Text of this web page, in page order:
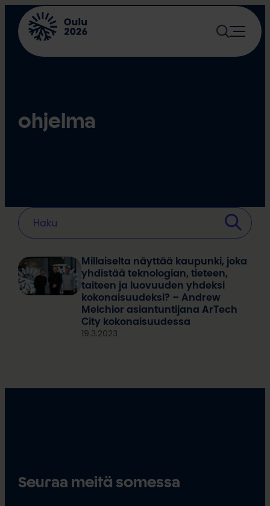
Siirry
sisältöön
ohjelma
Millaiselta näyttää kaupunki, joka
yhdistää teknologian, tieteen,
taiteen ja luovuuden yhdeksi
kokonaisuudeksi? – Andrew
Melchior asiantuntijana ArTech
City kokonaisuudessa
19.3.2023
Seuraa meitä somessa